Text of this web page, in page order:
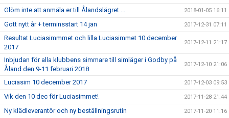
Glöm inte att anmäla er till Ålandslägret ... 2018-01-05 16:11
Gott nytt år + terminsstart 14 jan 2017-12-31 07:11
Resultat Luciasimmmet och lilla Luciasimmet 10 december
2017
2017-12-11 21:17
Inbjudan för alla klubbens simmare till simläger i Godby på
Åland den 9-11 februari 2018
2017-12-10 21:06
Luciasim 10 december 2017 2017-12-03 09:53
Vik den 10 dec för Luciasimmet! 2017-11-28 21:44
Ny klädleverantör och ny beställningsrutin 2017-11-20 11:16